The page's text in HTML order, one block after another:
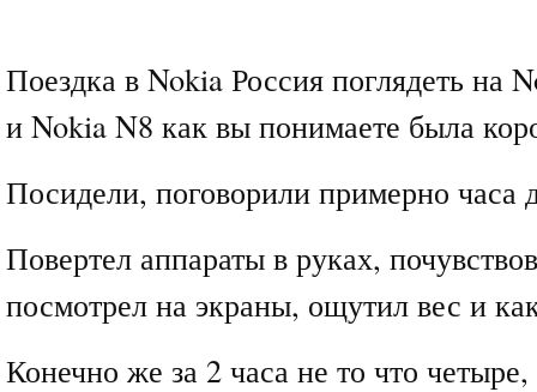
Поездка в Nokia Россия поглядеть на
и Nokia N8 как вы понимаете была
Посидели, поговорили примерно часа
Повертел аппараты в руках,
посмотрел на экраны, ощутил вес и
Конечно же за 2 часа не то что